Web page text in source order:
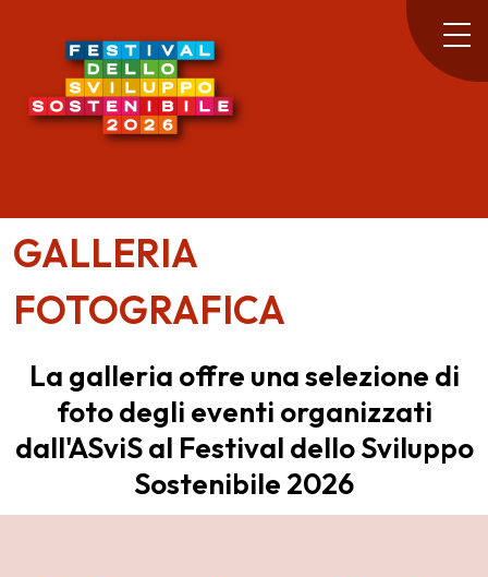
GALLERIA
FOTOGRAFICA
La galleria offre una selezione di
foto degli eventi organizzati
dall'ASviS al Festival dello Sviluppo
Sostenibile 2026